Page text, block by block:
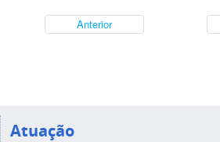
Anterior
Atuação